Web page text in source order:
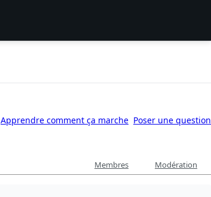
Apprendre comment ça marche Poser une question
Membres Modération